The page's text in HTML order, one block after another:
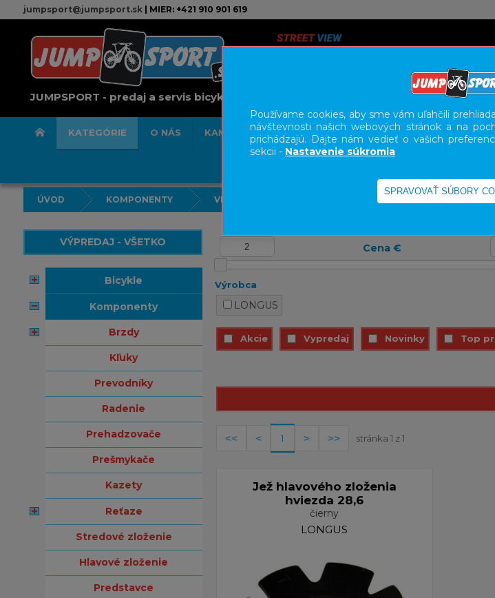
jumpsport@jumpsport.sk| MIER: +421 910 901 619
JUMPSPORT - predaj a servis bicyklov
KATEGÓRIE O NÁS KAMENNÁ PREDAJNA SERVIS SLUŽBY KARIÉRA
ÚVOD KOMPONENTY VIDLICE
VÝPREDAJ - VŠETKO
bicykle
komponenty
brzdy
kľuky
prevodníky
radenie
prehadzovače
prešmykače
kazety
reťaze
stredové zloženie
hlavové zloženie
predstavce
Cena €
Výrobca
LONGUS
Akcie Vypredaj Novinky Top
1 stránka 1 z 1
Jež hlavového zloženia
hviezda 28,6
čierny
LONGUS
Používame cookies, aby sme vám uľahčili
návštevnosti našich webových stránok a na
prichádzajú. Dajte nám vedieť o vašich
sekcii - Nastavenie súkromia